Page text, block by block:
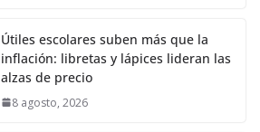
Útiles escolares suben más que la
inflación: libretas y lápices lideran las
alzas de precio
8 agosto, 2026